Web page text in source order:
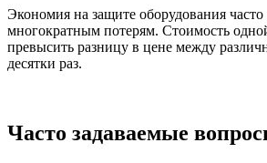
Экономия на защите оборудования
многократным потерям. Стоимость
превысить разницу в цене между
десятки раз.
Часто задаваемые